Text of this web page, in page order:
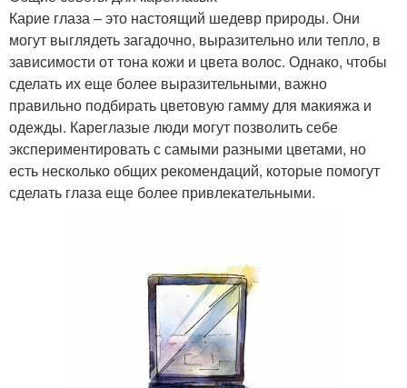
Карие глаза – это настоящий шедевр природы. Они
могут выглядеть загадочно, выразительно или тепло, в
зависимости от тона кожи и цвета волос. Однако, чтобы
сделать их еще более выразительными, важно
правильно подбирать цветовую гамму для макияжа и
одежды. Кареглазые люди могут позволить себе
экспериментировать с самыми разными цветами, но
есть несколько общих рекомендаций, которые помогут
сделать глаза еще более привлекательными.